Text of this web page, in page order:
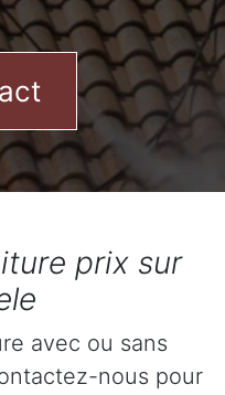
prix sur
avec ou sans
nous pour